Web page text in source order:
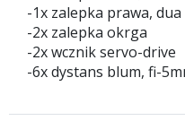
-1x zalepka prawa, dua
-2x zalepka okrga
-2x wcznik servo-drive
-6x dystans blum, fi-